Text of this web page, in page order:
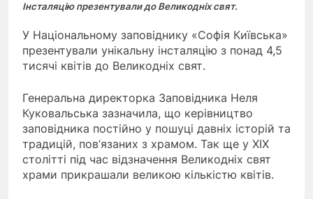
Інсталяцію презентували до Великодніх свят.
У Національному заповіднику «Софія Київська»
презентували унікальну інсталяцію з понад 4,5
тисячі квітів до Великодніх свят.
Генеральна директорка Заповідника Неля
Куковальська зазначила, що керівництво
заповідника постійно у пошуці давніх історій та
традицій, пов’язаних з храмом. Так ще у XIX
столітті під час відзначення Великодніх свят
храми прикрашали великою кількістю квітів.